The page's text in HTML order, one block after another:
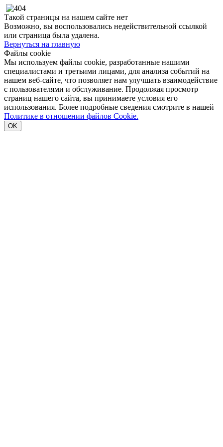
Такой страницы на нашем сайте нет
Возможно, вы воспользовались недействительной ссылкой
или страница была удалена.
Вернуться на главную
Файлы cookie
Мы используем файлы cookie, разработанные нашими
специалистами и третьими лицами, для анализа событий на
нашем веб-сайте, что позволяет нам улучшать взаимодействие
с пользователями и обслуживание. Продолжая просмотр
страниц нашего сайта, вы принимаете условия его
использования. Более подробные сведения смотрите в нашей
Политике в отношении файлов Cookie.
OK